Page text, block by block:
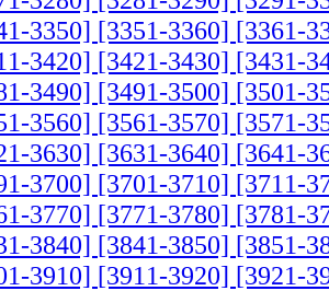
3350] [3351-3360] [3361-
3420] [3421-3430] [3431-
3490] [3491-3500] [3501-
3560] [3561-3570] [3571-
3630] [3631-3640] [3641-
3700] [3701-3710] [3711-
3770] [3771-3780] [3781-
3840] [3841-3850] [3851-
3910] [3911-3920] [3921-